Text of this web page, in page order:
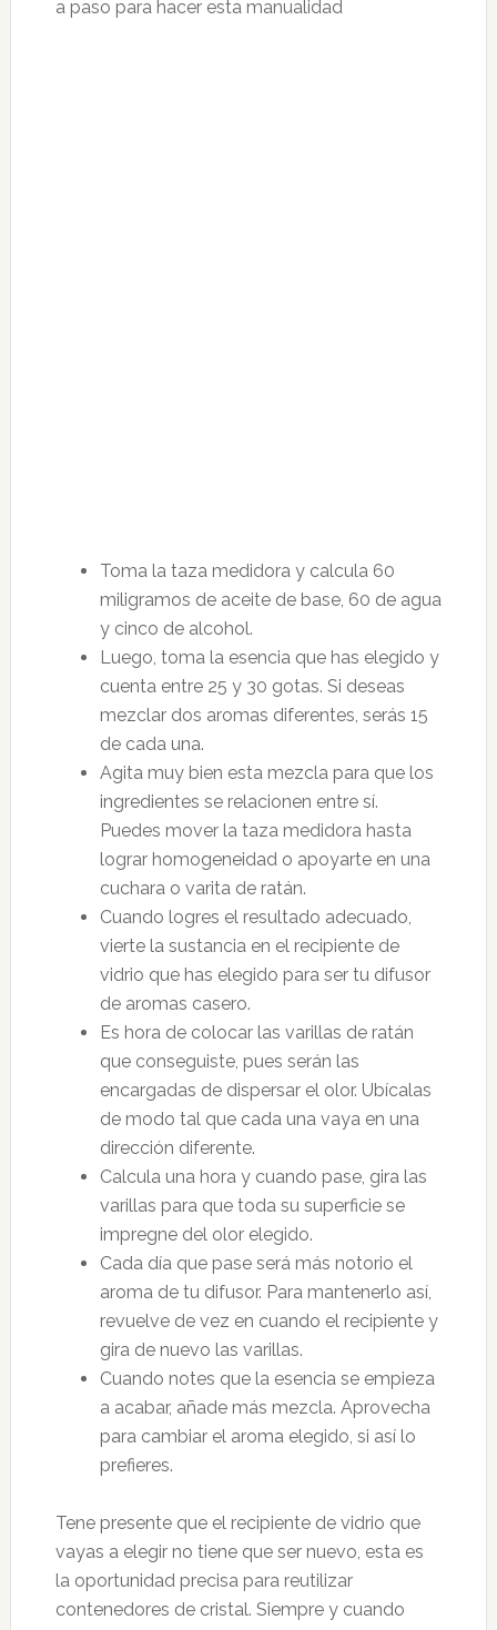
a paso para hacer esta manualidad
Toma la taza medidora y calcula 60
miligramos de aceite de base, 60 de agua
y cinco de alcohol.
Luego, toma la esencia que has elegido y
cuenta entre 25 y 30 gotas. Si deseas
mezclar dos aromas diferentes, serás 15
de cada una.
Agita muy bien esta mezcla para que los
ingredientes se relacionen entre sí.
Puedes mover la taza medidora hasta
lograr homogeneidad o apoyarte en una
cuchara o varita de ratán.
Cuando logres el resultado adecuado,
vierte la sustancia en el recipiente de
vidrio que has elegido para ser tu difusor
de aromas casero.
Es hora de colocar las varillas de ratán
que conseguiste, pues serán las
encargadas de dispersar el olor. Ubícalas
de modo tal que cada una vaya en una
dirección diferente.
Calcula una hora y cuando pase, gira las
varillas para que toda su superficie se
impregne del olor elegido.
Cada día que pase será más notorio el
aroma de tu difusor. Para mantenerlo así,
revuelve de vez en cuando el recipiente y
gira de nuevo las varillas.
Cuando notes que la esencia se empieza
a acabar, añade más mezcla. Aprovecha
para cambiar el aroma elegido, si así lo
prefieres.
Tene presente que el recipiente de vidrio que
vayas a elegir no tiene que ser nuevo, esta es
la oportunidad precisa para reutilizar
contenedores de cristal. Siempre y cuando